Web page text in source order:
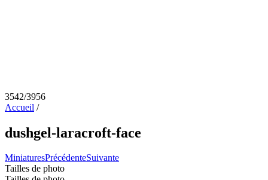
3542/3956
Accueil /
dushgel-laracroft-face
MiniaturesPrécédenteSuivante
Tailles de photo